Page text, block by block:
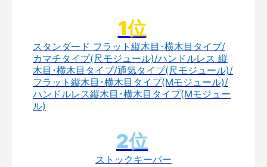
スタンダード フラット縦木目･横木目タイプ/
カマチタイプ(尺モジュール)/ハンドルレス 縦
木目･横木目タイプ/通気タイプ(尺モジュール)/
フラット縦木目･横木目タイプ(Mモジュール)/
ハンドルレス縦木目･横木目タイプ(Mモジュー
ル)
ストックキーパー